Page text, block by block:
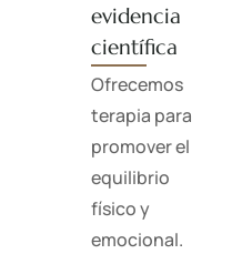
evidencia
científica
Ofrecemos
terapia para
promover el
equilibrio
físico y
emocional.